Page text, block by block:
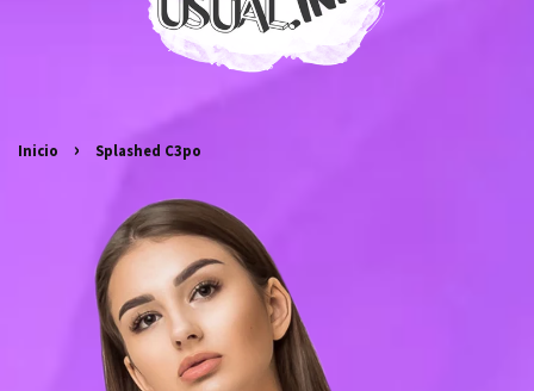
Inicio › Splashed C3po